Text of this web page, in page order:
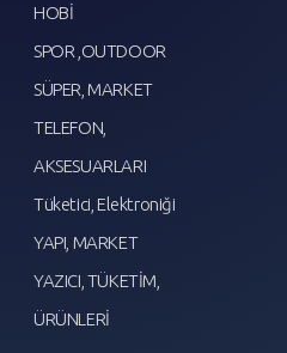
HOBİ
SPOR ,OUTDOOR
SÜPER, MARKET
TELEFON,
AKSESUARLARI
Tüketici, Elektroniği
YAPI, MARKET
YAZICI, TÜKETİM,
ÜRÜNLERİ